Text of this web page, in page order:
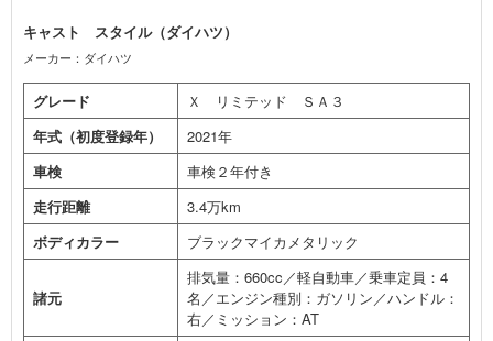
キャスト スタイル（ダイハツ）
メーカー：ダイハツ
グレード
Ｘ リミテッド ＳＡ３
年式（初度登録年）
2021年
車検
車検２年付き
走行距離
3.4万km
ボディカラー
ブラックマイカメタリック
諸元
排気量：660cc／軽自動車／乗車定員：4
名／エンジン種別：ガソリン／ハンドル：
右／ミッション：AT